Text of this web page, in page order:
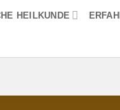
HEILKUNDE